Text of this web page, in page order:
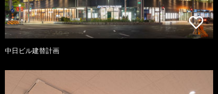
中日ビル建替計画